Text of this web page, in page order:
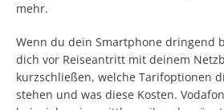
mehr.
Wenn du dein Smartphone dringend
dich vor Reiseantritt mit deinem
kurzschließen, welche Tarifoptionen
stehen und was diese Kosten.